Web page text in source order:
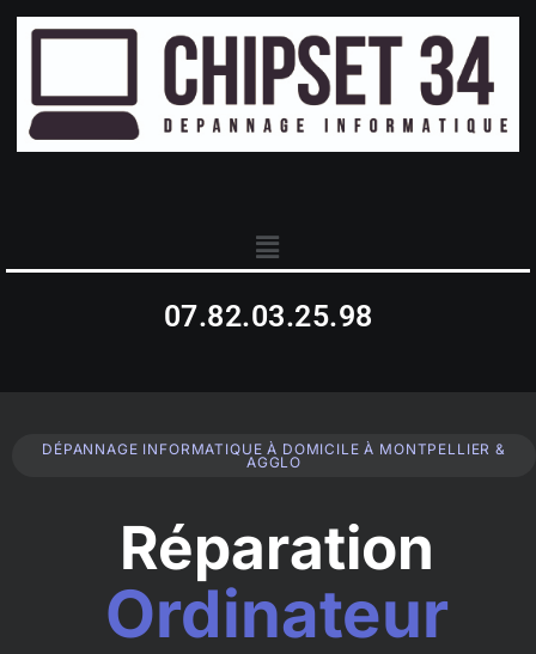
07.82.03.25.98
DÉPANNAGE INFORMATIQUE À DOMICILE À MONTPELLIER &
AGGLO
Réparation
Ordinateur